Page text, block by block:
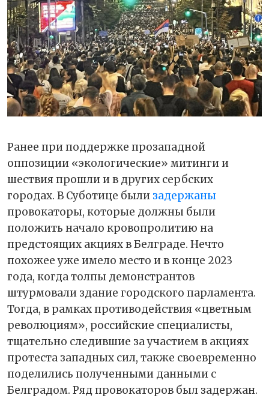
Ранее при поддержке прозападной
оппозиции «экологические» митинги и
шествия прошли и в других сербских
городах. В Суботице были задержаны
провокаторы, которые должны были
положить начало кровопролитию на
предстоящих акциях в Белграде. Нечто
похожее уже имело место и в конце 2023
года, когда толпы демонстрантов
штурмовали здание городского парламента.
Тогда, в рамках противодействия «цветным
революциям», российские специалисты,
тщательно следившие за участием в акциях
протеста западных сил, также своевременно
поделились полученными данными с
Белградом. Ряд провокаторов был задержан.